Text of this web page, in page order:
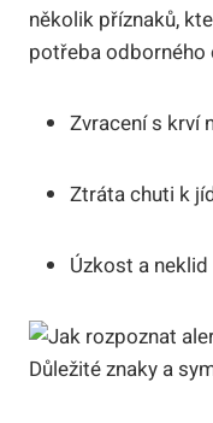
několik​ příznaků,
⁤potřeba odborného
Zvracení s krví
Ztráta chuti k
Úzkost a‌ neklid